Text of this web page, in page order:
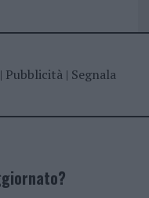
Pubblicità| Segnala